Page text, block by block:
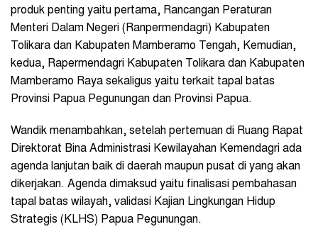
produk penting yaitu pertama, Rancangan Peraturan
Menteri Dalam Negeri (Ranpermendagri) Kabupaten
Tolikara dan Kabupaten Mamberamo Tengah, Kemudian,
kedua, Rapermendagri Kabupaten Tolikara dan Kabupaten
Mamberamo Raya sekaligus yaitu terkait tapal batas
Provinsi Papua Pegunungan dan Provinsi Papua.
Wandik menambahkan, setelah pertemuan di Ruang Rapat
Direktorat Bina Administrasi Kewilayahan Kemendagri ada
agenda lanjutan baik di daerah maupun pusat di yang akan
dikerjakan. Agenda dimaksud yaitu finalisasi pembahasan
tapal batas wilayah, validasi Kajian Lingkungan Hidup
Strategis (KLHS) Papua Pegunungan.